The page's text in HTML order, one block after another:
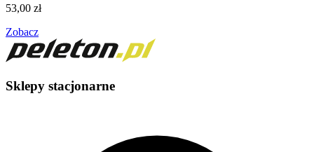
53,00 zł
Zobacz
Sklepy stacjonarne